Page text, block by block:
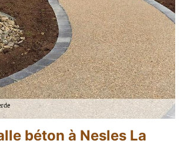
béton à Nesles La